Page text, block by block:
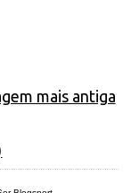
mais antiga